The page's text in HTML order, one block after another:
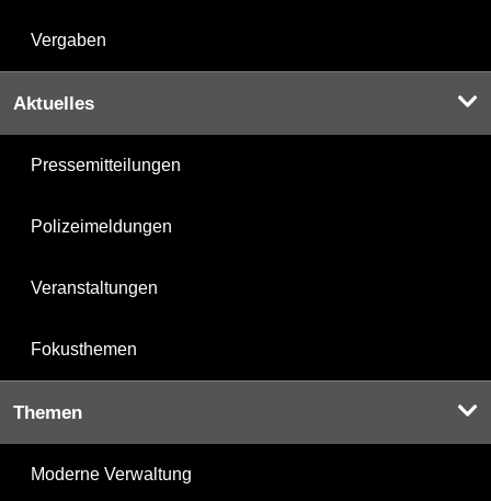
Vergaben
Aktuelles
Pressemitteilungen
Polizeimeldungen
Veranstaltungen
Fokusthemen
Themen
Moderne Verwaltung